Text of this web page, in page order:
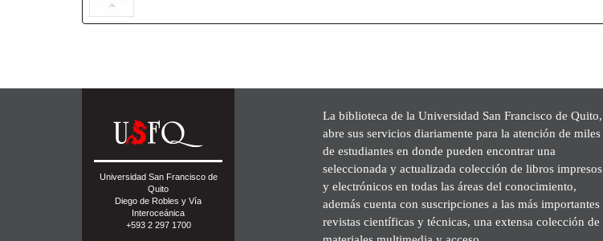
Universidad San Francisco de
Quito
Diego de Robles y Vía
Interoceánica
+593 2 297 1700
La biblioteca de la Universidad San Francisco de Quito,
abre sus servicios diariamente para la atención de miles
de estudiantes en donde pueden encontrar una
seleccionada y actualizada colección de libros impresos
y electrónicos en todas las áreas del conocimiento,
además cuenta con suscripciones a las más importantes
revistas científicas y técnicas, una extensa colección de